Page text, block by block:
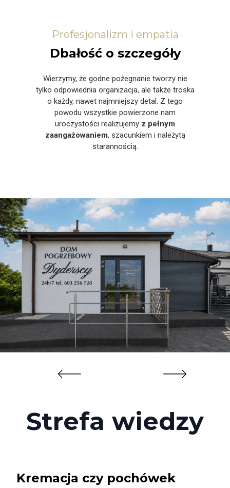
Profesjonalizm i empatia
Dbałość o szczegóły
Wierzymy, że godne pożegnanie tworzy nie
tylko odpowiednia organizacja, ale także troska
o każdy, nawet najmniejszy detal. Z tego
powodu wszystkie powierzone nam
uroczystości realizujemy z pełnym
zaangażowaniem, szacunkiem i należytą
starannością.
Strefa wiedzy
Kremacja czy pochówek